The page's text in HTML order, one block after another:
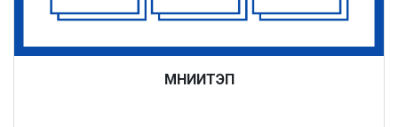
МНИИТЭП